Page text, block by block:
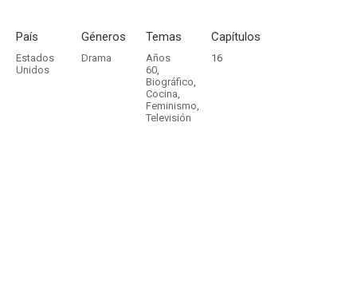
País
Estados
Unidos
Géneros
Drama
Temas
Años
60,
Biográfico,
Cocina,
Feminismo,
Televisión
Capítulos
16